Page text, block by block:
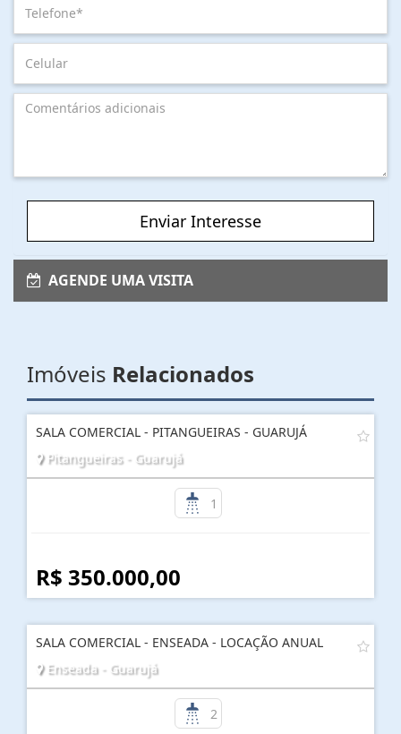
Enviar Interesse
AGENDE UMA VISITA
Imóveis Relacionados
SALA COMERCIAL - PITANGUEIRAS - GUARUJÁ
Pitangueiras - Guarujá
1
R$ 350.000,00
SALA COMERCIAL - ENSEADA - LOCAÇÃO ANUAL
Enseada - Guarujá
2